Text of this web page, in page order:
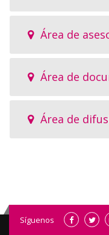
Área de
Área de
Área de
Síguenos